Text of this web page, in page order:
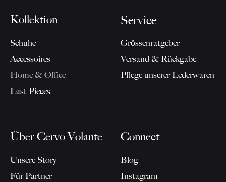
Kollektion
Schuhe
Accessoires
Home & Office
Last Pieces
Service
Grössenratgeber
Versand & Rückgabe
Pflege unserer Lederwaren
Über Cervo Volante
Unsere Story
Für Partner
Connect
Blog
Instagram